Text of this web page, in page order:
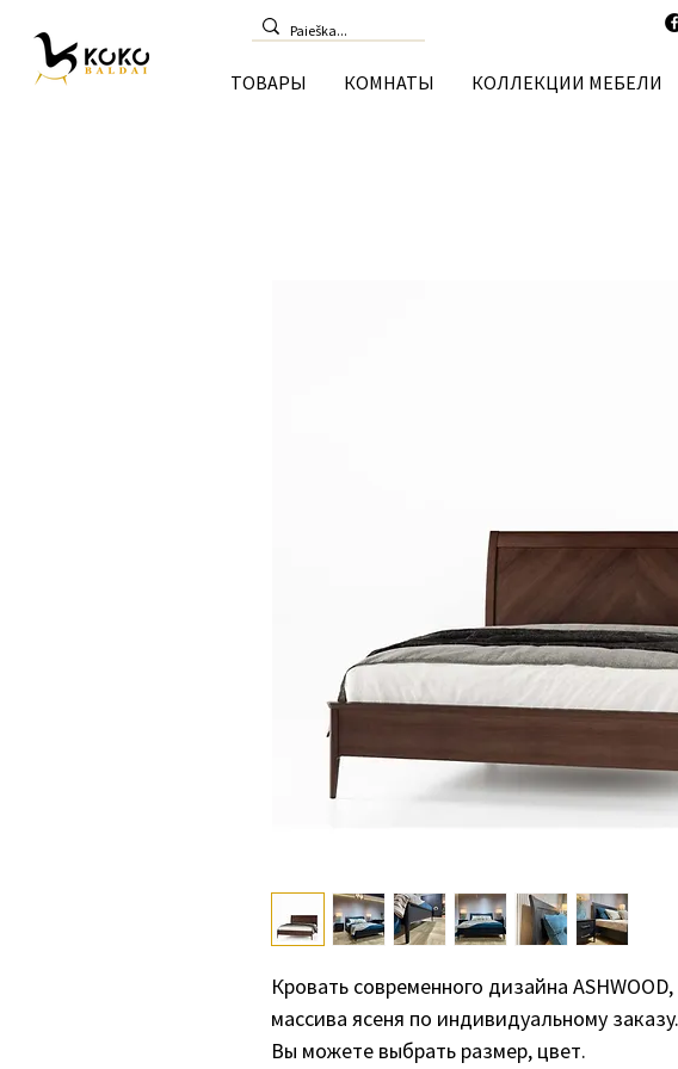
ТОВАРЫ КОМНАТЫ КОЛЛЕКЦИИ МЕБЕЛИ
Кровать современного дизайна
массива ясеня по индивидуальному заказу.
Вы можете выбрать размер, цвет.